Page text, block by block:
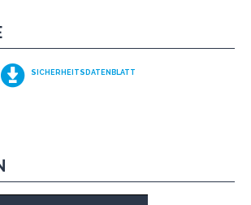
SICHERHEITSDATENBLATT